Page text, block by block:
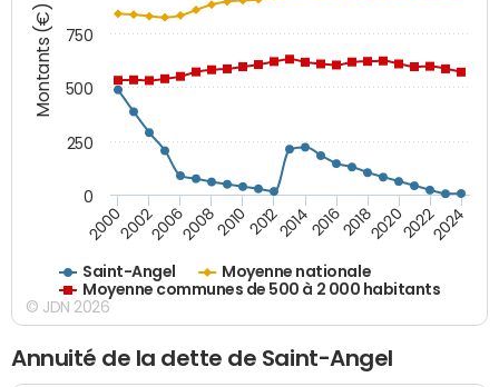
Montants (€)
Saint-Angel
Moyenne nationale
Moyenne communes de 500 à 2 000 habitants
200020022006200820102012201420162018202020222024
0
250
500
750
© JDN 2026
Annuité de la dette de Saint-Angel